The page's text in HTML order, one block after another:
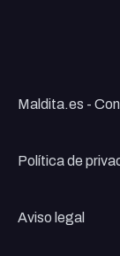
Maldita.es -
Política de
Aviso legal